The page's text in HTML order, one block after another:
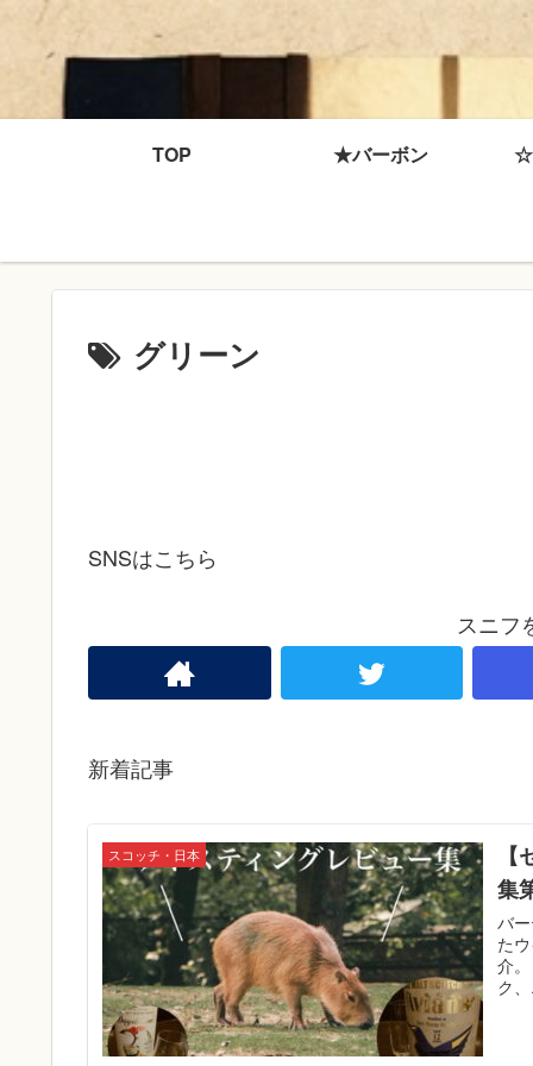
TOP ★バーボン ☆
グリーン
SNSはこちら
スニフ
新着記事
スコッチ・日本
集
バ
た
介
ク